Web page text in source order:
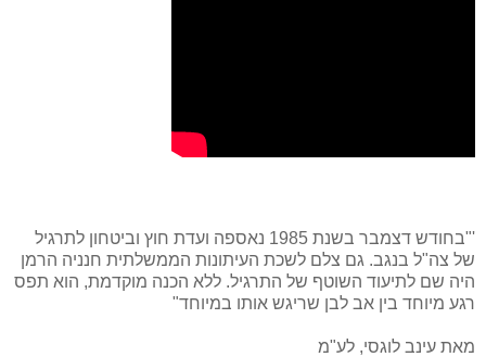
'"בחודש דצמבר בשנת 1985 נאספה ועדת חוץ וביטחון לתרגיל
של צה"ל בנגב. גם צלם לשכת העיתונות הממשלתית חנניה הרמן
היה שם לתיעוד השוטף של התרגיל. ללא הכנה מוקדמת, הוא תפס
רגע מיוחד בין אב לבן שריגש אותו במיוחד"
מאת עינב לוגסי, לע"מ